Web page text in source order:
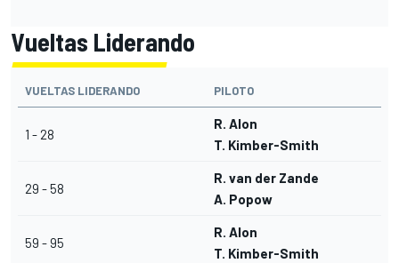
Vueltas Liderando
VUELTAS LIDERANDO PILOTO
1 - 28
R. Alon
T. Kimber-Smith
29 - 58
R. van der Zande
A. Popow
59 - 95
R. Alon
T. Kimber-Smith